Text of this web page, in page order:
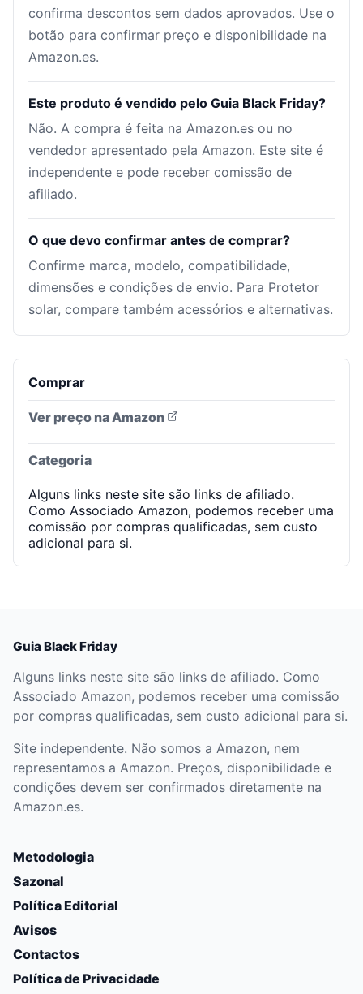
confirma descontos sem dados aprovados. Use o
botão para confirmar preço e disponibilidade na
Amazon.es.
Este produto é vendido pelo Guia Black Friday?
Não. A compra é feita na Amazon.es ou no
vendedor apresentado pela Amazon. Este site é
independente e pode receber comissão de
afiliado.
O que devo confirmar antes de comprar?
Confirme marca, modelo, compatibilidade,
dimensões e condições de envio. Para Protetor
solar, compare também acessórios e alternativas.
Comprar
Ver preço na Amazon
Categoria
Alguns links neste site são links de afiliado.
Como Associado Amazon, podemos receber uma
comissão por compras qualificadas, sem custo
adicional para si.
Guia Black Friday
Alguns links neste site são links de afiliado. Como
Associado Amazon, podemos receber uma comissão
por compras qualificadas, sem custo adicional para si.
Site independente. Não somos a Amazon, nem
representamos a Amazon. Preços, disponibilidade e
condições devem ser confirmados diretamente na
Amazon.es.
Metodologia
Sazonal
Política Editorial
Avisos
Contactos
Política de Privacidade